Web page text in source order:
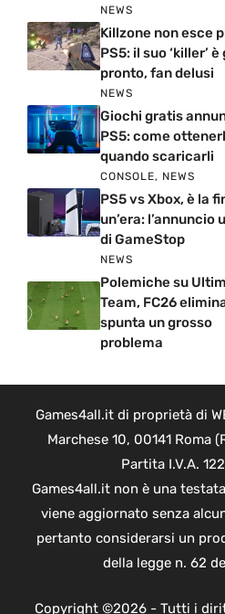
NEWS
Killzone non esce
PS5: il suo ‘killer’ è
pronto, fan delusi
NEWS
Giochi gratis
PS5: come
quando scaricarli
CONSOLE, NEWS
PS5 vs Xbox, è la
un’era: l’annuncio
di GameStop
NEWS
Polemiche su
Team, FC26
spunta un grosso
problema
Games4all.it di proprietà di
Marchese 10, 00141 Roma
Partita I.V.A.
Games4all.it non è una
viene aggiornato senza
pertanto considerarsi un
della legge n. 62
Copyright ©2026 - Tutti i